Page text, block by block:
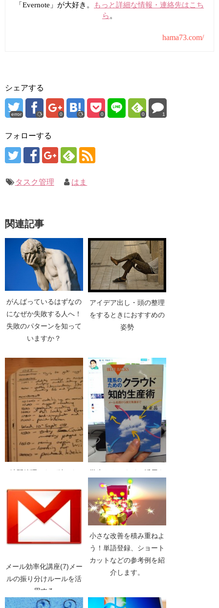
「Evernote」が大好き。
もっと詳細な情報・連絡先はこち
ら 。
hama73.com/
シェアする
error 0 0 0 1
フォローする
タスク管理 はま
関連記事
がんばっているはずなの
になぜか失敗する人へ！
失敗のパターンを知って
いますか？
アイデア出し・頭の整理
をするときにおすすめの
姿勢
時間管理はなぜ続かな
3つのコツ（その2）
学生やクラウドの活用を
始めたい人におすすめ
「理系のためのクラウド
知的生産術」
メール効率化講座(7)メー
ルの振り分けルールを活
用する
小さな改善を積み重ねよ
う！単語登録、ショート
カットなどの参考例を紹
介します。